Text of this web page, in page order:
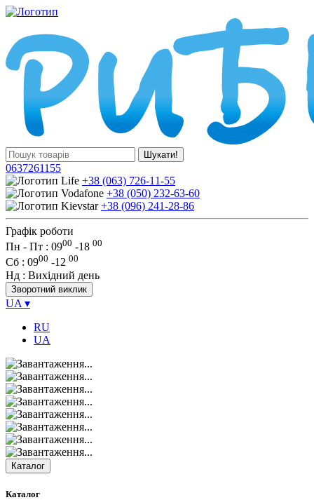
Шукати!
0637261155
+38 (063) 726-11-55
+38 (050) 232-63-60
+38 (096) 241-28-86
Графік роботи
Пн - Пт : 0900 -18 00
Сб : 0900 -12 00
Нд : Вихідний день
Зворотний виклик
UA ▾
RU
UA
Каталог
Каталог